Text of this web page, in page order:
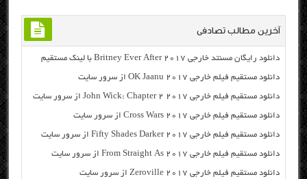
آخرین مطالب تصادفی
دانلود رایگان مسنتد خارجی Britney Ever After 2017 با لینک مستقیم
دانلود مستقیم فیلم خارجی OK Jaanu 2017 از سرور سایت
دانلود مستقیم فیلم خارجی John Wick: Chapter 2 2017 از سرور سایت
دانلود مستقیم فیلم خارجی Cross Wars 2017 از سرور سایت
دانلود مستقیم فیلم خارجی Fifty Shades Darker 2017 از سرور سایت
دانلود مستقیم فیلم خارجی From Straight As 2017 از سرور سایت
دانلود مستقیم فیلم خارجی Zeroville 2017 از سرور سایت